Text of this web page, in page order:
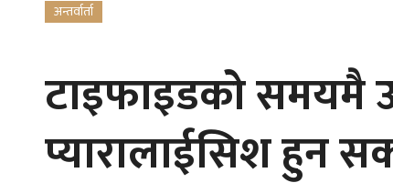
अन्तर्वार्ता
टाइफाइडको समयमै
प्यारालाईसिश हुन